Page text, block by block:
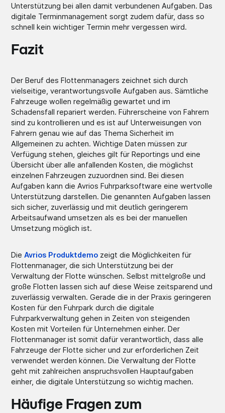
Unterstützung bei allen damit verbundenen Aufgaben. Das
digitale Terminmanagement sorgt zudem dafür, dass so
schnell kein wichtiger Termin mehr vergessen wird.
Fazit
Der Beruf des Flottenmanagers zeichnet sich durch
vielseitige, verantwortungsvolle Aufgaben aus. Sämtliche
Fahrzeuge wollen regelmäßig gewartet und im
Schadensfall repariert werden. Führerscheine von Fahrern
sind zu kontrollieren und es ist auf Unterweisungen von
Fahrern genau wie auf das Thema Sicherheit im
Allgemeinen zu achten. Wichtige Daten müssen zur
Verfügung stehen, gleiches gilt für Reportings und eine
Übersicht über alle anfallenden Kosten, die möglichst
einzelnen Fahrzeugen zuzuordnen sind. Bei diesen
Aufgaben kann die Avrios Fuhrparksoftware eine wertvolle
Unterstützung darstellen. Die genannten Aufgaben lassen
sich sicher, zuverlässig und mit deutlich geringerem
Arbeitsaufwand umsetzen als es bei der manuellen
Umsetzung möglich ist.
DieAvrios Produktdemo zeigt die Möglichkeiten für
Flottenmanager, die sich Unterstützung bei der
Verwaltung der Flotte wünschen. Selbst mittelgroße und
große Flotten lassen sich auf diese Weise zeitsparend und
zuverlässig verwalten. Gerade die in der Praxis geringeren
Kosten für den Fuhrpark durch die digitale
Fuhrparkverwaltung gehen in Zeiten von steigenden
Kosten mit Vorteilen für Unternehmen einher. Der
Flottenmanager ist somit dafür verantwortlich, dass alle
Fahrzeuge der Flotte sicher und zur erforderlichen Zeit
verwendet werden können. Die Verwaltung der Flotte
geht mit zahlreichen anspruchsvollen Hauptaufgaben
einher, die digitale Unterstützung so wichtig machen.
Häufige Fragen zum